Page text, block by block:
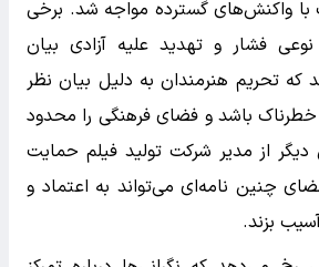
واکنش‌های گسترده مواجه شد. برخی
نوعی فشار و تهدید علیه آزادی بیان
که تحریم هنرمندان به دلیل بیان نظر
باشد و فضای فرهنگی را محدود
دیگر از مدیر شرکت تولید فیلم حمایت
چنین نامه‌ای می‌تواند به اعتماد و
بزند.